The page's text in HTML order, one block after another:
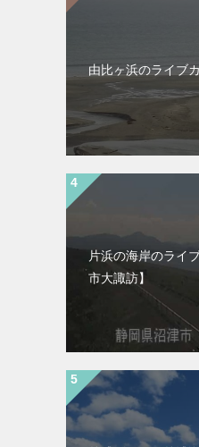
由比ヶ浜のライブ
片浜の海岸のライ
市大諏訪】